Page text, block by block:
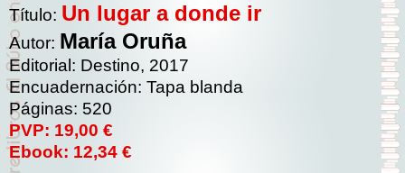
Título: Un lugar a donde ir
Autor: María Oruña
Editorial: Destino, 2017
Encuadernación: Tapa blanda
Páginas: 520
PVP: 19,00 €
Ebook: 12,34 €